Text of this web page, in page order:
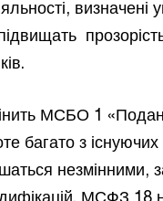
визначені
МСБО 1
багато з
незмінними,
МСФЗ 18